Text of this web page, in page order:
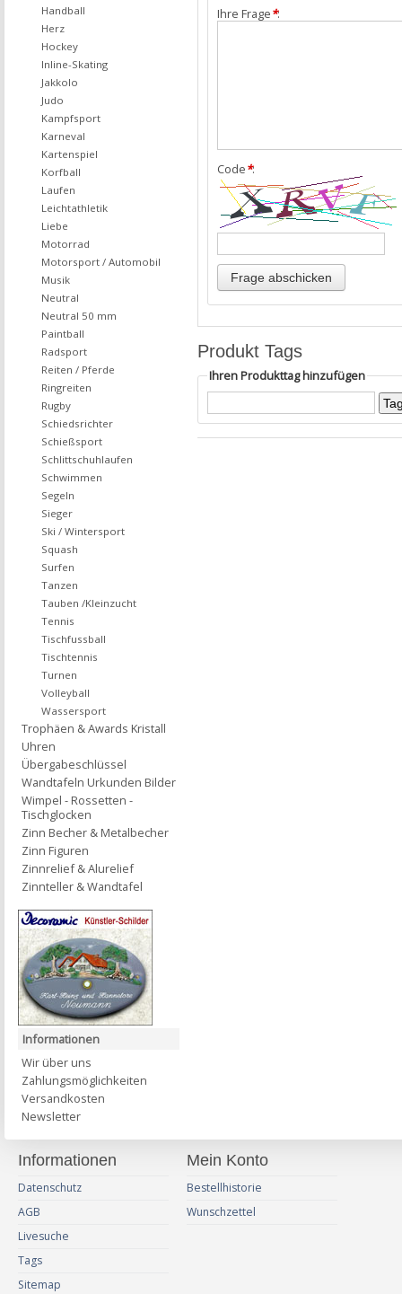
Ihre Frage*:
Code*:
Produkt Tags
Ihren Produkttag hinzufügen
Handball
Herz
Hockey
Inline-Skating
Jakkolo
Judo
Kampfsport
Karneval
Kartenspiel
Korfball
Laufen
Leichtathletik
Liebe
Motorrad
Motorsport / Automobil
Musik
Neutral
Neutral 50 mm
Paintball
Radsport
Reiten / Pferde
Ringreiten
Rugby
Schiedsrichter
Schießsport
Schlittschuhlaufen
Schwimmen
Segeln
Sieger
Ski / Wintersport
Squash
Surfen
Tanzen
Tauben /Kleinzucht
Tennis
Tischfussball
Tischtennis
Turnen
Volleyball
Wassersport
Trophäen & Awards Kristall
Uhren
Übergabeschlüssel
Wandtafeln Urkunden Bilder
Wimpel - Rossetten -
Tischglocken
Zinn Becher & Metalbecher
Zinn Figuren
Zinnrelief & Alurelief
Zinnteller & Wandtafel
Informationen
Wir über uns
Zahlungsmöglichkeiten
Versandkosten
Newsletter
Informationen
Datenschutz
AGB
Livesuche
Tags
Sitemap
Mein Konto
Bestellhistorie
Wunschzettel